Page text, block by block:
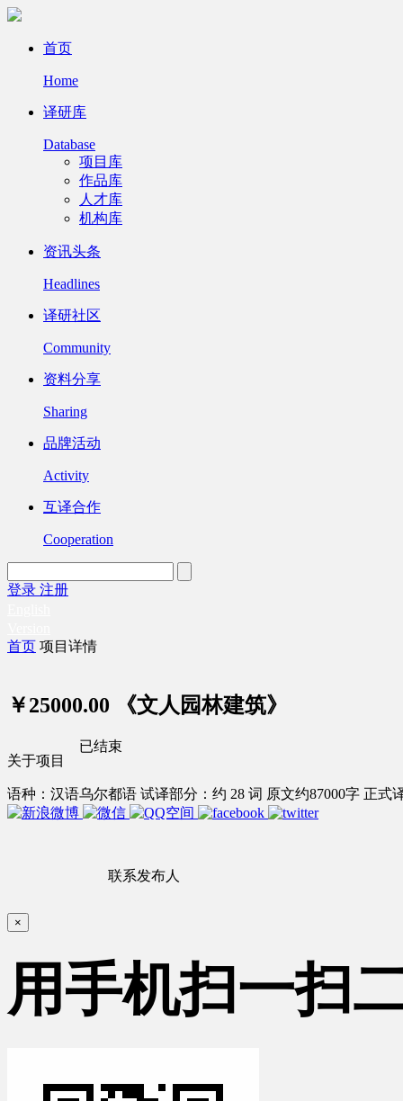
首页
Home
译研库
Database
项目库
作品库
人才库
机构库
资讯头条
Headlines
译研社区
Community
资料分享
Sharing
品牌活动
Activity
互译合作
Cooperation
登录 注册
首页 项目详情
￥25000.00 《文人园林建筑》
关于项目
语种：汉语乌尔都语 试译部分：约 28 词 原文约87000字 正式
联系发布人
已结束
×
用手机扫一扫